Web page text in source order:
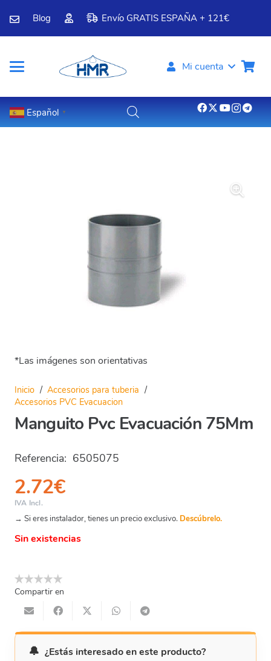
Blog Envío GRATIS ESPAÑA + 121€
Mi cuenta
Español ▼
*Las imágenes son orientativas
Inicio / Accesorios para tuberia /
Accesorios PVC Evacuacion
Manguito Pvc Evacuación 75Mm
Referencia: 6505075
2.72€
IVA Incl.
→ Si eres instalador, tienes un precio exclusivo. Descúbrelo.
Sin existencias
Compartir en
¿Estás interesado en este producto?